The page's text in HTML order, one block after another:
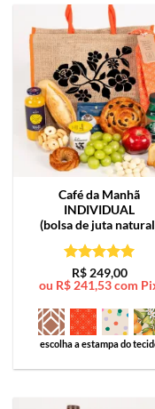
Café da Manhã
INDIVIDUAL
(bolsa de juta
Avaliação5
de 5
R$249,00
ou R$ 241,53com
escolha a estampa do